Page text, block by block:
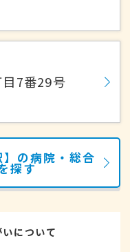
7番29号
】の病院・総合
探す
について